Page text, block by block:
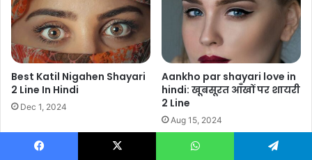
Best Katil Nigahen Shayari
2 Line In Hindi
Dec 1, 2024
Aankho par shayari love in
hindi: खूबसूरत आँखों पर शायरी
2 Line
Aug 15, 2024